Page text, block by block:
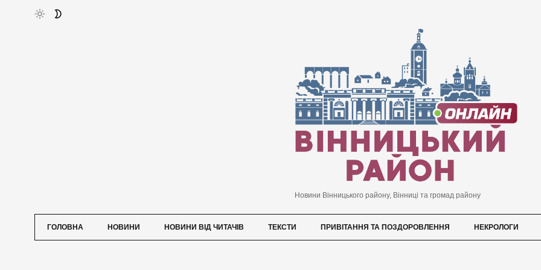
Новини Вінницького району, Вінниці та громад району
ГОЛОВНА НОВИНИ НОВИНИ ВІД ЧИТАЧІВ ТЕКСТИ ПРИВІТАННЯ ТА ПОЗДОРОВЛЕННЯ НЕКРОЛОГИ